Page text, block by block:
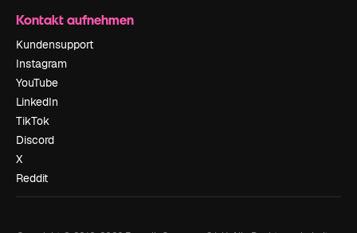
Kontakt aufnehmen
Kundensupport
Instagram
YouTube
LinkedIn
TikTok
Discord
X
Reddit